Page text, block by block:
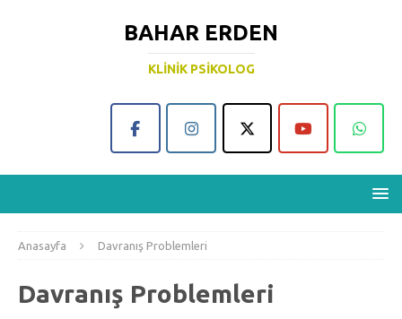
BAHAR ERDEN
KLINIK PSIKOLOG
Anasayfa Davranış Problemleri
Davranış Problemleri